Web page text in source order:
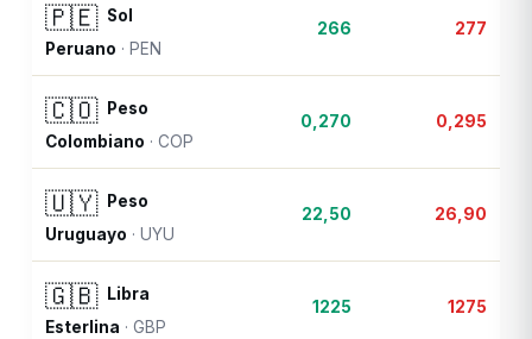
🇵🇪 Sol
Peruano · PEN
266 277
🇨🇴
Peso
Colombiano ·COP
0,270 0,295
🇺🇾
Peso
Uruguayo ·UYU
22,50 26,90
🇬🇧
Libra
Esterlina ·GBP
1225 1275